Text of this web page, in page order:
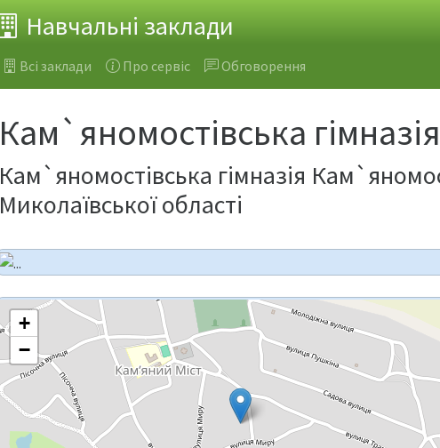
Навчальні заклади
Всі заклади Про сервіс Обговорення
Кам`яномостівська гімназія
Кам`яномостівська гімназія
Миколаївської області
+
−